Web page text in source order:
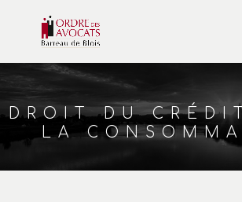
DROIT DU
LA